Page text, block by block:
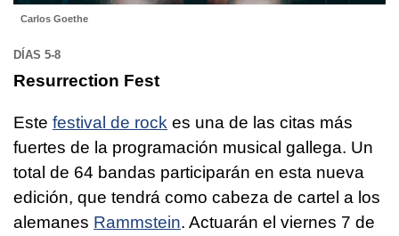
Carlos Goethe
DÍAS 5-8
Resurrection Fest
Este festival de rock es una de las citas más
fuertes de la programación musical gallega. Un
total de 64 bandas participarán en esta nueva
edición, que tendrá como cabeza de cartel a los
alemanes Rammstein. Actuarán el viernes 7 de